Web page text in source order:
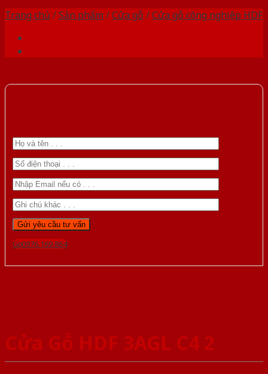
Trang chủ /Sản phẩm /Cửa gỗ /Cửa gỗ công nghiệp HDF
Gọi 0976.169.864
Cửa Gỗ HDF 3AGL C4 2